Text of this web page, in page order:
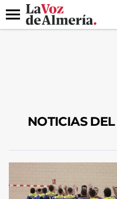
DESTACADO
Menú
NOTICIAS DEL